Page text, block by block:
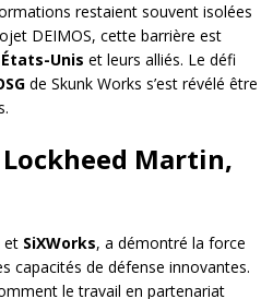
restaient souvent isolées
DEIMOS, cette barrière est
États-Unis et leurs alliés. Le défi
de Skunk Works s’est révélé être
Martin,
et SiXWorks, a démontré la force
capacités de défense innovantes.
le travail en partenariat